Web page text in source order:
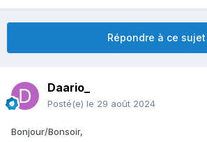
Répondre à ce sujet
Daario_
Posté(e) le 29 août 2024
Bonjour/Bonsoir,